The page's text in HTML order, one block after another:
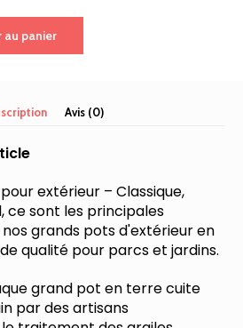
au panier
Avis (0)
extérieur – Classique,
ce sont les principales
grands pots d'extérieur en
qualité pour parcs et jardins.
grand pot en terre cuite
par des artisans